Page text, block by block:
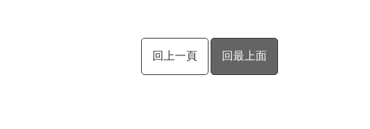
回上一頁 回最上面